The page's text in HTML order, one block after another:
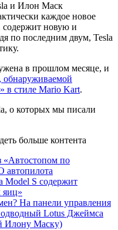
и Илон Маск
каждое новое
содержит новую и
по последним двум, Tesla
в прошлом месяце, и
обнаруживаемой
в стиле Mario Kart.
о которых мы писали
больше контента
«Автостопом по
автопилота
Model S содержит
яиц»
На панели управления
Lotus Джеймса
Илону Маску)